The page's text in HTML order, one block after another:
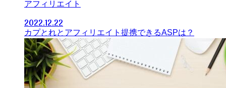
アフィリエイト
2022.12.22
カプとれとアフィリエイト提携できるASPは？